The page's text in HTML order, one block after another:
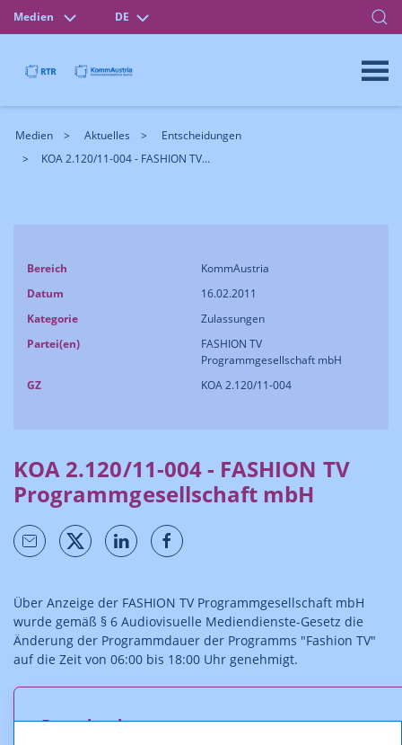
Medien DE
Medien Aktuelles
Entscheidungen
KOA 2.120/11-004 - FASHION TV...
Bereich
KommAustria
Datum
16.02.2011
Kategorie
Zulassungen
Partei(en)
FASHION TV
Programmgesellschaft mbH
GZ
KOA 2.120/11-004
KOA 2.120/11-004 - FASHION TV
Programmgesellschaft mbH
Über Anzeige der FASHION TV Programmgesellschaft mbH
wurde gemäß § 6 Audiovisuelle Mediendienste-Gesetz die
Änderung der Programmdauer der Programms "Fashion TV"
auf die Zeit von 06:00 bis 18:00 Uhr genehmigt.
Downloads